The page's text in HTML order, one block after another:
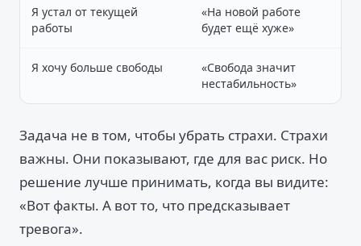
Я устал от текущей
работы
«На новой работе
будет ещё хуже»
Я хочу больше свободы
«Свобода значит
нестабильность»
Задача не в том, чтобы убрать страхи. Страхи
важны. Они показывают, где для вас риск. Но
решение лучше принимать, когда вы видите:
«Вот факты. А вот то, что предсказывает
тревога».